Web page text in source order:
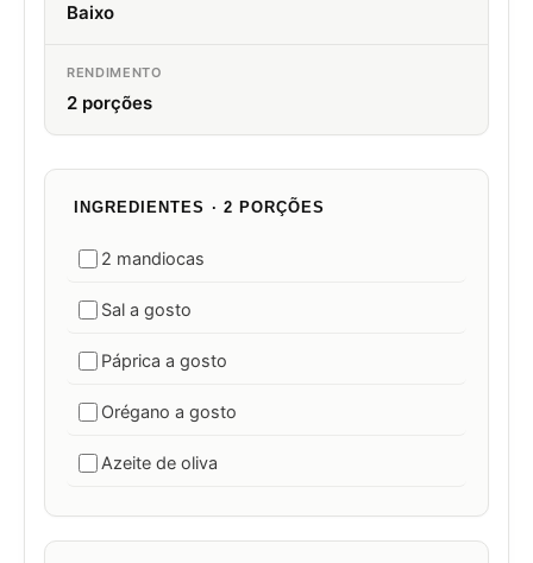
Baixo
RENDIMENTO
2 porções
INGREDIENTES · 2 PORÇÕES
2 mandiocas
Sal a gosto
Páprica a gosto
Orégano a gosto
Azeite de oliva